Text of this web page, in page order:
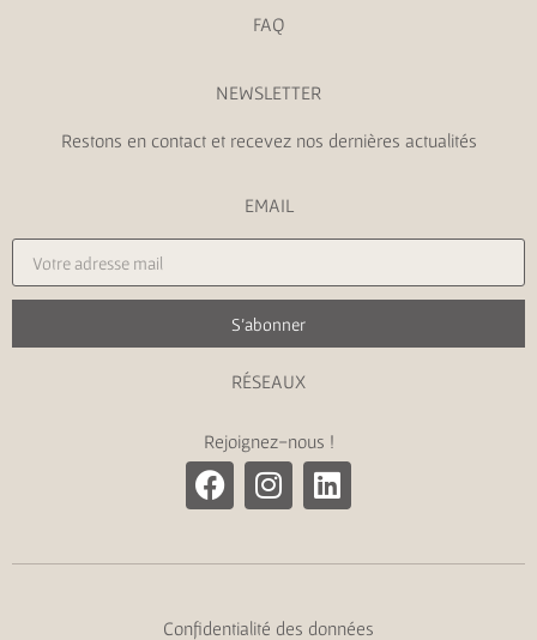
FAQ
NEWSLETTER
Restons en contact et recevez nos dernières actualités
EMAIL
S'abonner
RÉSEAUX
Rejoignez-nous !
Confidentialité des données